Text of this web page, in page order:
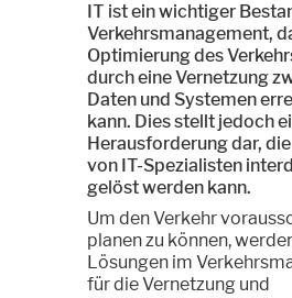
IT ist ein wichtiger
Verkehrsmanagement,
Optimierung des
durch eine Vernetzung
Daten und Systemen
kann. Dies stellt jedoch
Herausforderung dar,
von IT-Spezialisten
gelöst werden kann.
Um den Verkehr
planen zu können,
Lösungen im
für die Vernetzung und